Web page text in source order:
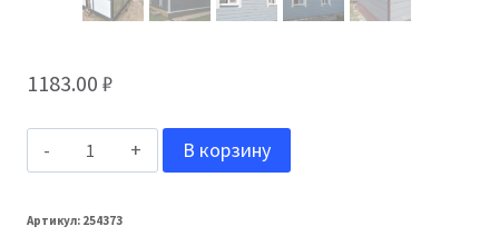
1183.00 ₽
Количество
Бетэко:
В корзину
Артикул: 254373